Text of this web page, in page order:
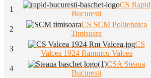
1
CS Rapid
Bucuresti
2
CS SCM Politehnica
Timisoara
3
CS
Valcea 1924 Ramnicu Valcea
4
CSA Steaua
Bucuresti